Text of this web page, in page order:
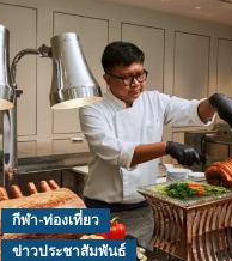
กีฬา-ท่องเที่ยว
ข่าวประชาสัมพันธ์